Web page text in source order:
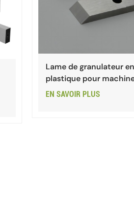
Lame de granulateur en
plastique pour
granuler
EN SAVOIR PLUS